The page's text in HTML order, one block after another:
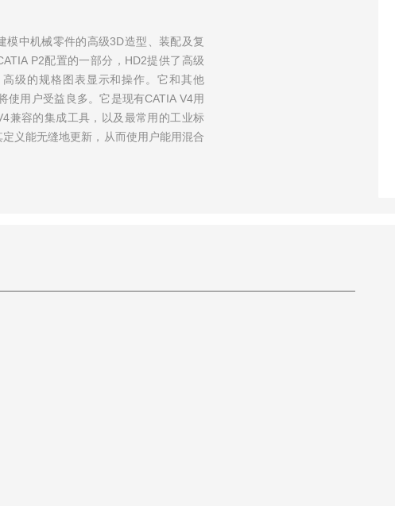
中机械零件的高级3D造型、装配及复
P2配置的一部分，HD2提供了高级
级的规格图表显示和操作。它和其他
使用户受益良多。它是现有CATIA V4用
兼容的集成工具，以及最常用的工业标
义能无缝地更新，从而使用户能用混合